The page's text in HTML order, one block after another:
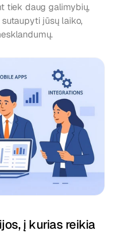
tiek daug galimybių,
jūsų laiko,
į kurias reikia